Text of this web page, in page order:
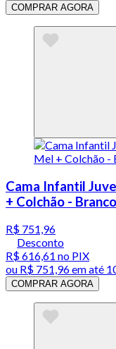
COMPRAR AGORA
Cama Infantil
+ Colchão - Branco
R$ 751,96
Desconto
R$ 616,61 no PIX
ou R$ 751,96em até
COMPRAR AGORA